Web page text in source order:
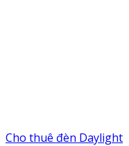
Cho thuê đèn Daylight